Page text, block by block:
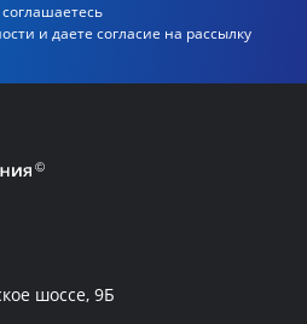
и даете согласие на рассылку
шоссе, 9Б